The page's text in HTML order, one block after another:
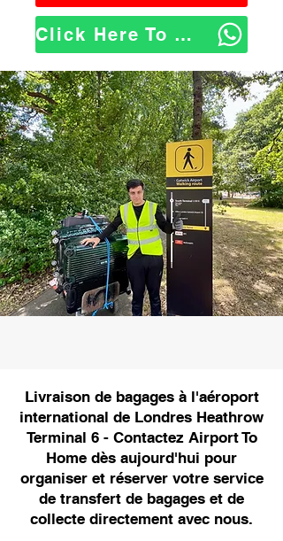
Click Here To WhatsApp Us
Livraison de bagages à l'aéroport
international de Londres Heathrow
Terminal 6 - Contactez Airport To
Home dès aujourd'hui pour
organiser et réserver votre service
de transfert de bagages et de
collecte directement avec nous.